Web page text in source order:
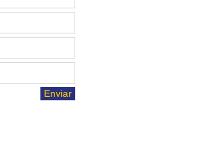
Enviar